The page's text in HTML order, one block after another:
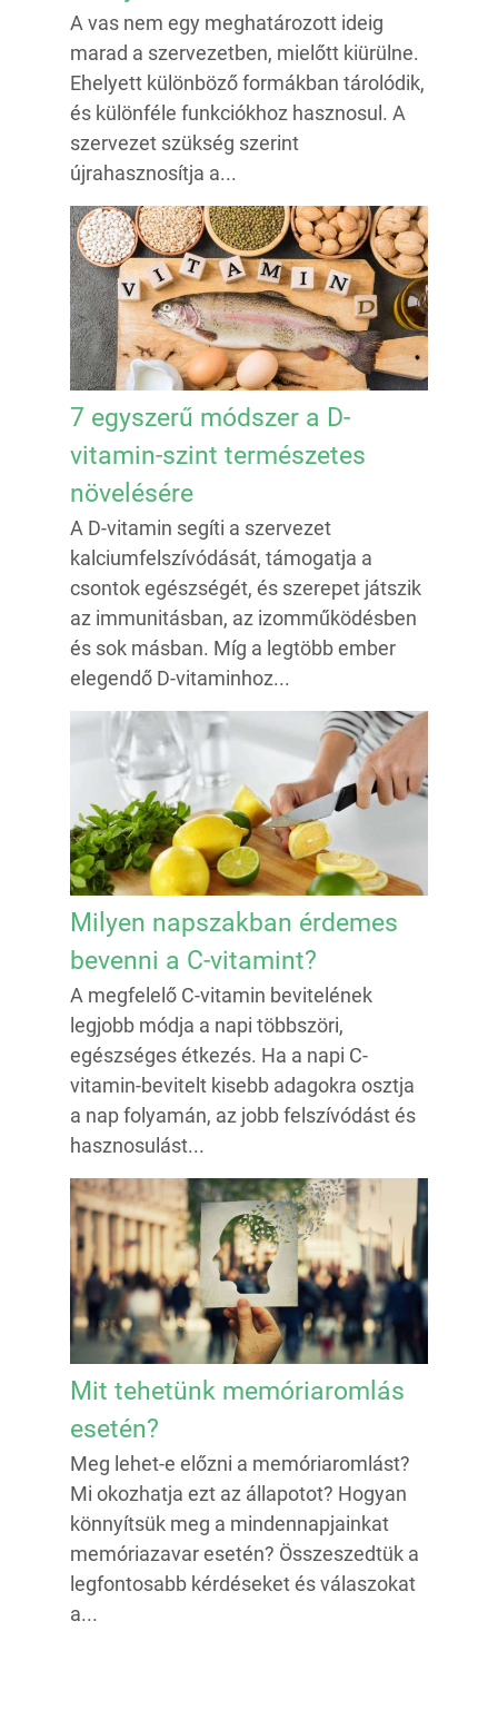
A vas nem egy meghatározott ideig
marad a szervezetben, mielőtt kiürülne.
Ehelyett különböző formákban tárolódik,
és különféle funkciókhoz hasznosul. A
szervezet szükség szerint
újrahasznosítja a...
7 egyszerű módszer a D-
vitamin-szint természetes
növelésére
A D-vitamin segíti a szervezet
kalciumfelszívódását, támogatja a
csontok egészségét, és szerepet játszik
az immunitásban, az izomműködésben
és sok másban. Míg a legtöbb ember
elegendő D-vitaminhoz...
Milyen napszakban érdemes
bevenni a C-vitamint?
A megfelelő C-vitamin bevitelének
legjobb módja a napi többszöri,
egészséges étkezés. Ha a napi C-
vitamin-bevitelt kisebb adagokra osztja
a nap folyamán, az jobb felszívódást és
hasznosulást...
Mit tehetünk memóriaromlás
esetén?
Meg lehet-e előzni a memóriaromlást?
Mi okozhatja ezt az állapotot? Hogyan
könnyítsük meg a mindennapjainkat
memóriazavar esetén? Összeszedtük a
legfontosabb kérdéseket és válaszokat
a...